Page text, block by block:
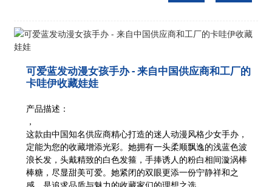
可爱蓝发动漫女孩手办 - 来自中国供应商和工厂的
卡哇伊收藏娃娃
产品描述：
，
这款由中国知名供应商精心打造的迷人动漫风格少女手办，
定能为您的收藏增添光彩。她拥有一头柔顺飘逸的浅蓝色波
浪长发，头戴精致的白色发箍，手捧诱人的粉白相间漩涡棒
棒糖，尽显甜美可爱。她紧闭的双眼更添一份宁静祥和之